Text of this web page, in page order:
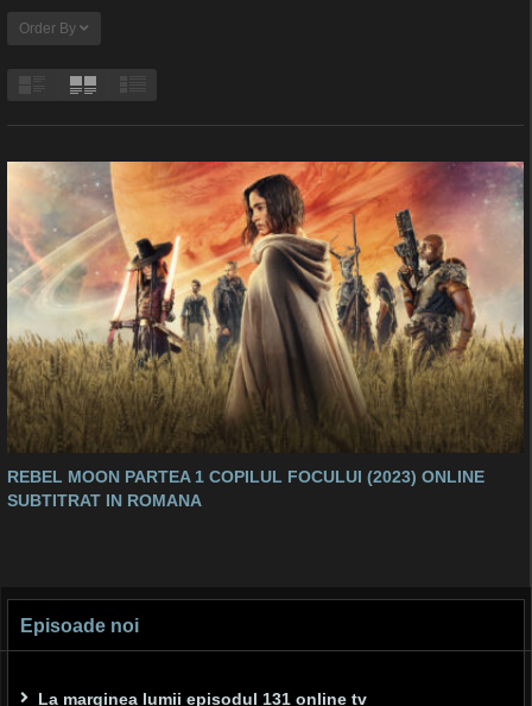
Order By
REBEL MOON PARTEA 1 COPILUL FOCULUI (2023) ONLINE
SUBTITRAT IN ROMANA
Episoade noi
La marginea lumii episodul 131 online tv